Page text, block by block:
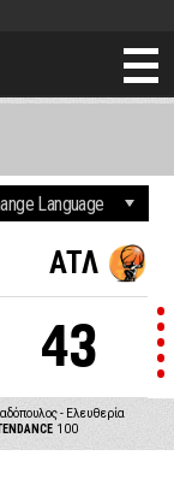
ΑΤΛ
43
- Ελευθερία
100